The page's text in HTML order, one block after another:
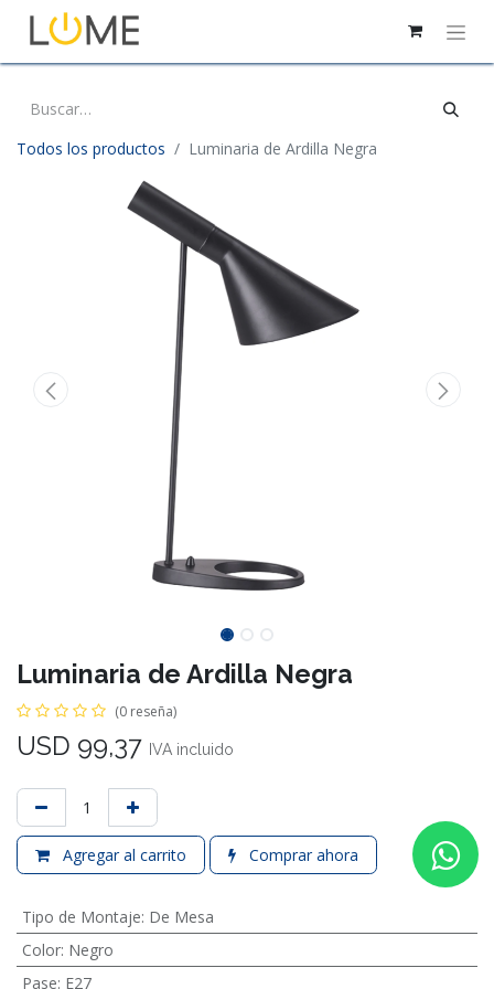
Todos los productos Luminaria de Ardilla Negra
Luminaria de Ardilla Negra
(0 reseña)
USD 99,37 IVA incluido
Agregar al carrito Comprar ahora
Tipo de Montaje: De Mesa
Color: Negro
Pase: E27